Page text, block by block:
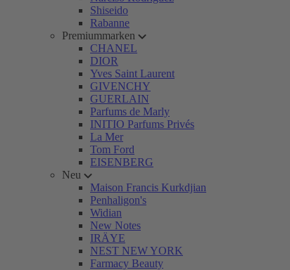
Shiseido
Rabanne
Premiummarken
CHANEL
DIOR
Yves Saint Laurent
GIVENCHY
GUERLAIN
Parfums de Marly
INITIO Parfums Privés
La Mer
Tom Ford
EISENBERG
Neu
Maison Francis Kurkdjian
Penhaligon's
Widian
New Notes
IRÄYE
NEST NEW YORK
Farmacy Beauty